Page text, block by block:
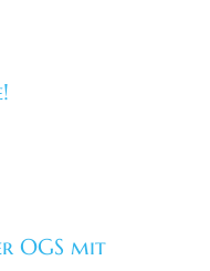
OGS mit